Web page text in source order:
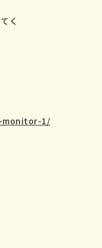
く
monitor-1/